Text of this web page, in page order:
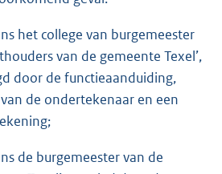
het college van burgemeester
van de gemeente Texel’,
door de functieaanduiding,
de ondertekenaar en een
de burgemeester van de